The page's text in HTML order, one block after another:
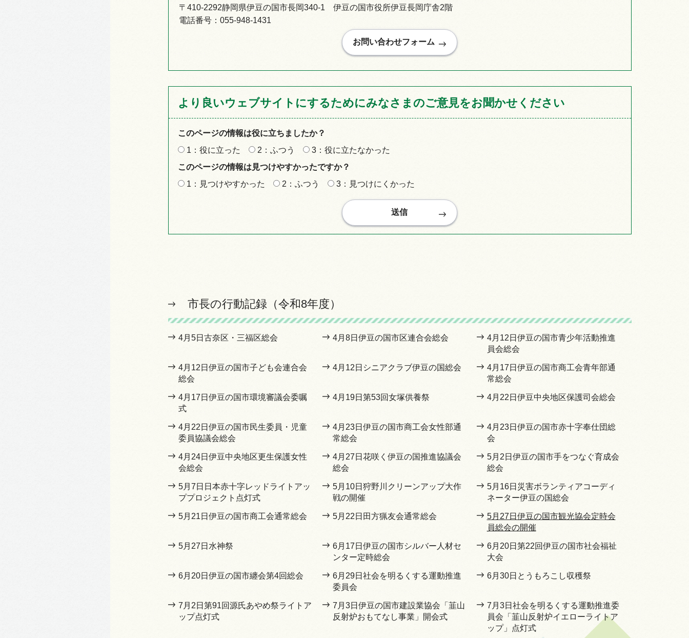
〒410-2292静岡県伊豆の国市長岡340-1 伊豆の国市役所伊豆長岡庁舎2階
電話番号：055-948-1431
より良いウェブサイトにするためにみなさまのご意見をお聞かせください
このページの情報は役に立ちましたか？
1：役に立った
2：ふつう
3：役に立たなかった
このページの情報は見つけやすかったですか？
1：見つけやすかった
2：ふつう 3：見つけにくかった
市長の行動記録（令和8年度）
4月5日古奈区・三福区総会 4月8日伊豆の国市区連合会総会
4月12日伊豆の国市青少年活動推進
員会総会
4月12日伊豆の国市子ども会連合会
総会
4月12日シニアクラブ伊豆の国総会
4月17日伊豆の国市商工会青年部通
常総会
4月17日伊豆の国市環境審議会委嘱
式
4月19日第53回女塚供養祭 4月22日伊豆中央地区保護司会総会
4月22日伊豆の国市民生委員・児童
委員協議会総会
4月23日伊豆の国市商工会女性部通
常総会
4月23日伊豆の国市赤十字奉仕団総
会
4月24日伊豆中央地区更生保護女性
会総会
4月27日花咲く伊豆の国推進協議会
総会
5月2日伊豆の国市手をつなぐ育成会
総会
5月7日日本赤十字レッドライトアッ
ププロジェクト点灯式
5月10日狩野川クリーンアップ大作
戦の開催
5月16日災害ボランティアコーディ
ネーター伊豆の国総会
5月21日伊豆の国市商工会通常総会 5月22日田方猟友会通常総会
5月27日伊豆の国市観光協会定時会
員総会の開催
5月27日水神祭
6月17日伊豆の国市シルバー人材セ
ンター定時総会
6月20日第22回伊豆の国市社会福祉
大会
6月20日伊豆の国市纏会第4回総会
6月29日社会を明るくする運動推進
委員会
6月30日とうもろこし収穫祭
7月2日第91回源氏あやめ祭ライトア
ップ点灯式
7月3日伊豆の国市建設業協会「韮山
反射炉おもてなし事業」開会式
7月3日社会を明るくする運動推進委
員会「韮山反射炉イエローライトア
ップ」点灯式